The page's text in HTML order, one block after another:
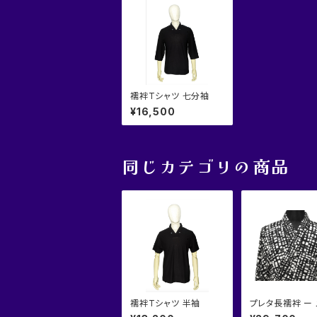
襦袢Tシャツ 七分袖
¥16,500
同じカテゴリの商品
襦袢Tシャツ 半袖 プレタ長襦袢 ー